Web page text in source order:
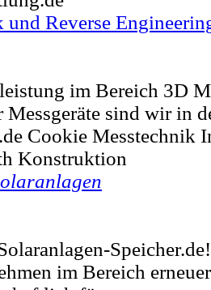
und Reverse
im Bereich 3D
sind wir in
Cookie Messtechnik
Konstruktion
im Bereich